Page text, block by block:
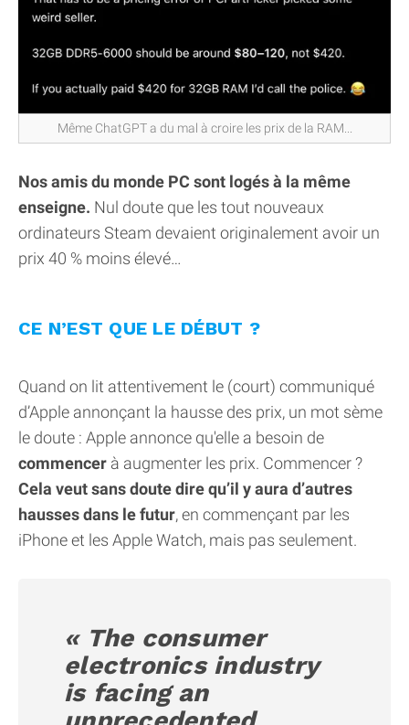
Même ChatGPT a du mal à croire les prix de la RAM...
Nos amis du monde PC sont logés à la même
enseigne. Nul doute que les tout nouveaux
ordinateurs Steam devaient originalement avoir un
prix 40 % moins élevé…
CE N’EST QUE LE DÉBUT ?
Quand on lit attentivement le (court) communiqué
d’Apple annonçant la hausse des prix, un mot sème
le doute : Apple annonce qu'elle a besoin de
commencer à augmenter les prix. Commencer ?
Cela veut sans doute dire qu’il y aura d’autres
hausses dans le futur, en commençant par les
iPhone et les Apple Watch, mais pas seulement.
« The consumer
electronics industry
is facing an